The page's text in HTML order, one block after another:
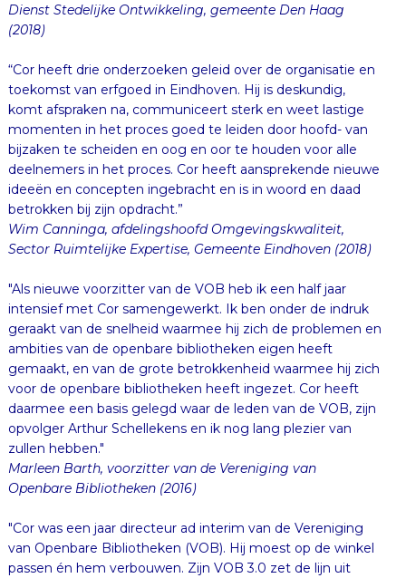
Dienst Stedelijke Ontwikkeling, gemeente Den Haag
(2018)
“Cor heeft drie onderzoeken geleid over de organisatie en
toekomst van erfgoed in Eindhoven. Hij is deskundig,
komt afspraken na, communiceert sterk en weet lastige
momenten in het proces goed te leiden door hoofd- van
bijzaken te scheiden en oog en oor te houden voor alle
deelnemers in het proces. Cor heeft aansprekende nieuwe
ideeën en concepten ingebracht en is in woord en daad
betrokken bij zijn opdracht.”
Wim Canninga, afdelingshoofd Omgevingskwaliteit,
Sector Ruimtelijke Expertise, Gemeente Eindhoven (2018)
"Als nieuwe voorzitter van de VOB heb ik een half jaar
intensief met Cor samengewerkt. Ik ben onder de indruk
geraakt van de snelheid waarmee hij zich de problemen en
ambities van de openbare bibliotheken eigen heeft
gemaakt, en van de grote betrokkenheid waarmee hij zich
voor de openbare bibliotheken heeft ingezet. Cor heeft
daarmee een basis gelegd waar de leden van de VOB, zijn
opvolger Arthur Schellekens en ik nog lang plezier van
zullen hebben."
Marleen Barth, voorzitter van de Vereniging van
Openbare Bibliotheken (2016)
"Cor was een jaar directeur ad interim van de Vereniging
van Openbare Bibliotheken (VOB). Hij moest op de winkel
passen én hem verbouwen. Zijn VOB 3.0 zet de lijn uit